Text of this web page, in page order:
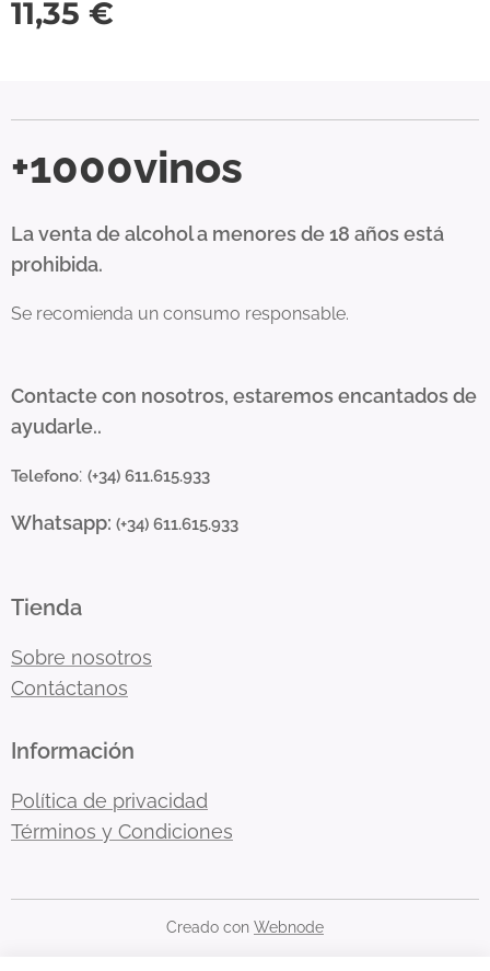
11,35 €
+1000vinos
La venta de alcohol a menores de 18 años está
prohibida.
Se recomienda un consumo responsable.
Contacte con nosotros, estaremos encantados de
ayudarle..
Telefono: (+34) 611.615.933
Whatsapp: (+34) 611.615.933
Tienda
Sobre nosotros
Contáctanos
Información
Política de privacidad
Términos y Condiciones
Creado con Webnode